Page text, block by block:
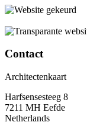
Contact
Architectenkaart
Harfsensesteeg 8
7211 MH Eefde
Netherlands